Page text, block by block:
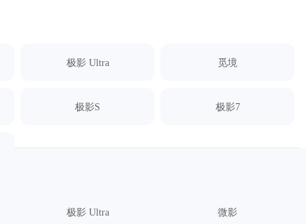
极影 Ultra 觅境
极影S 极影7
极影 Ultra 微影